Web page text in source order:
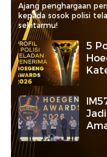
Ajang penghargaan
kepada sosok polisi
sekitarmu!
5